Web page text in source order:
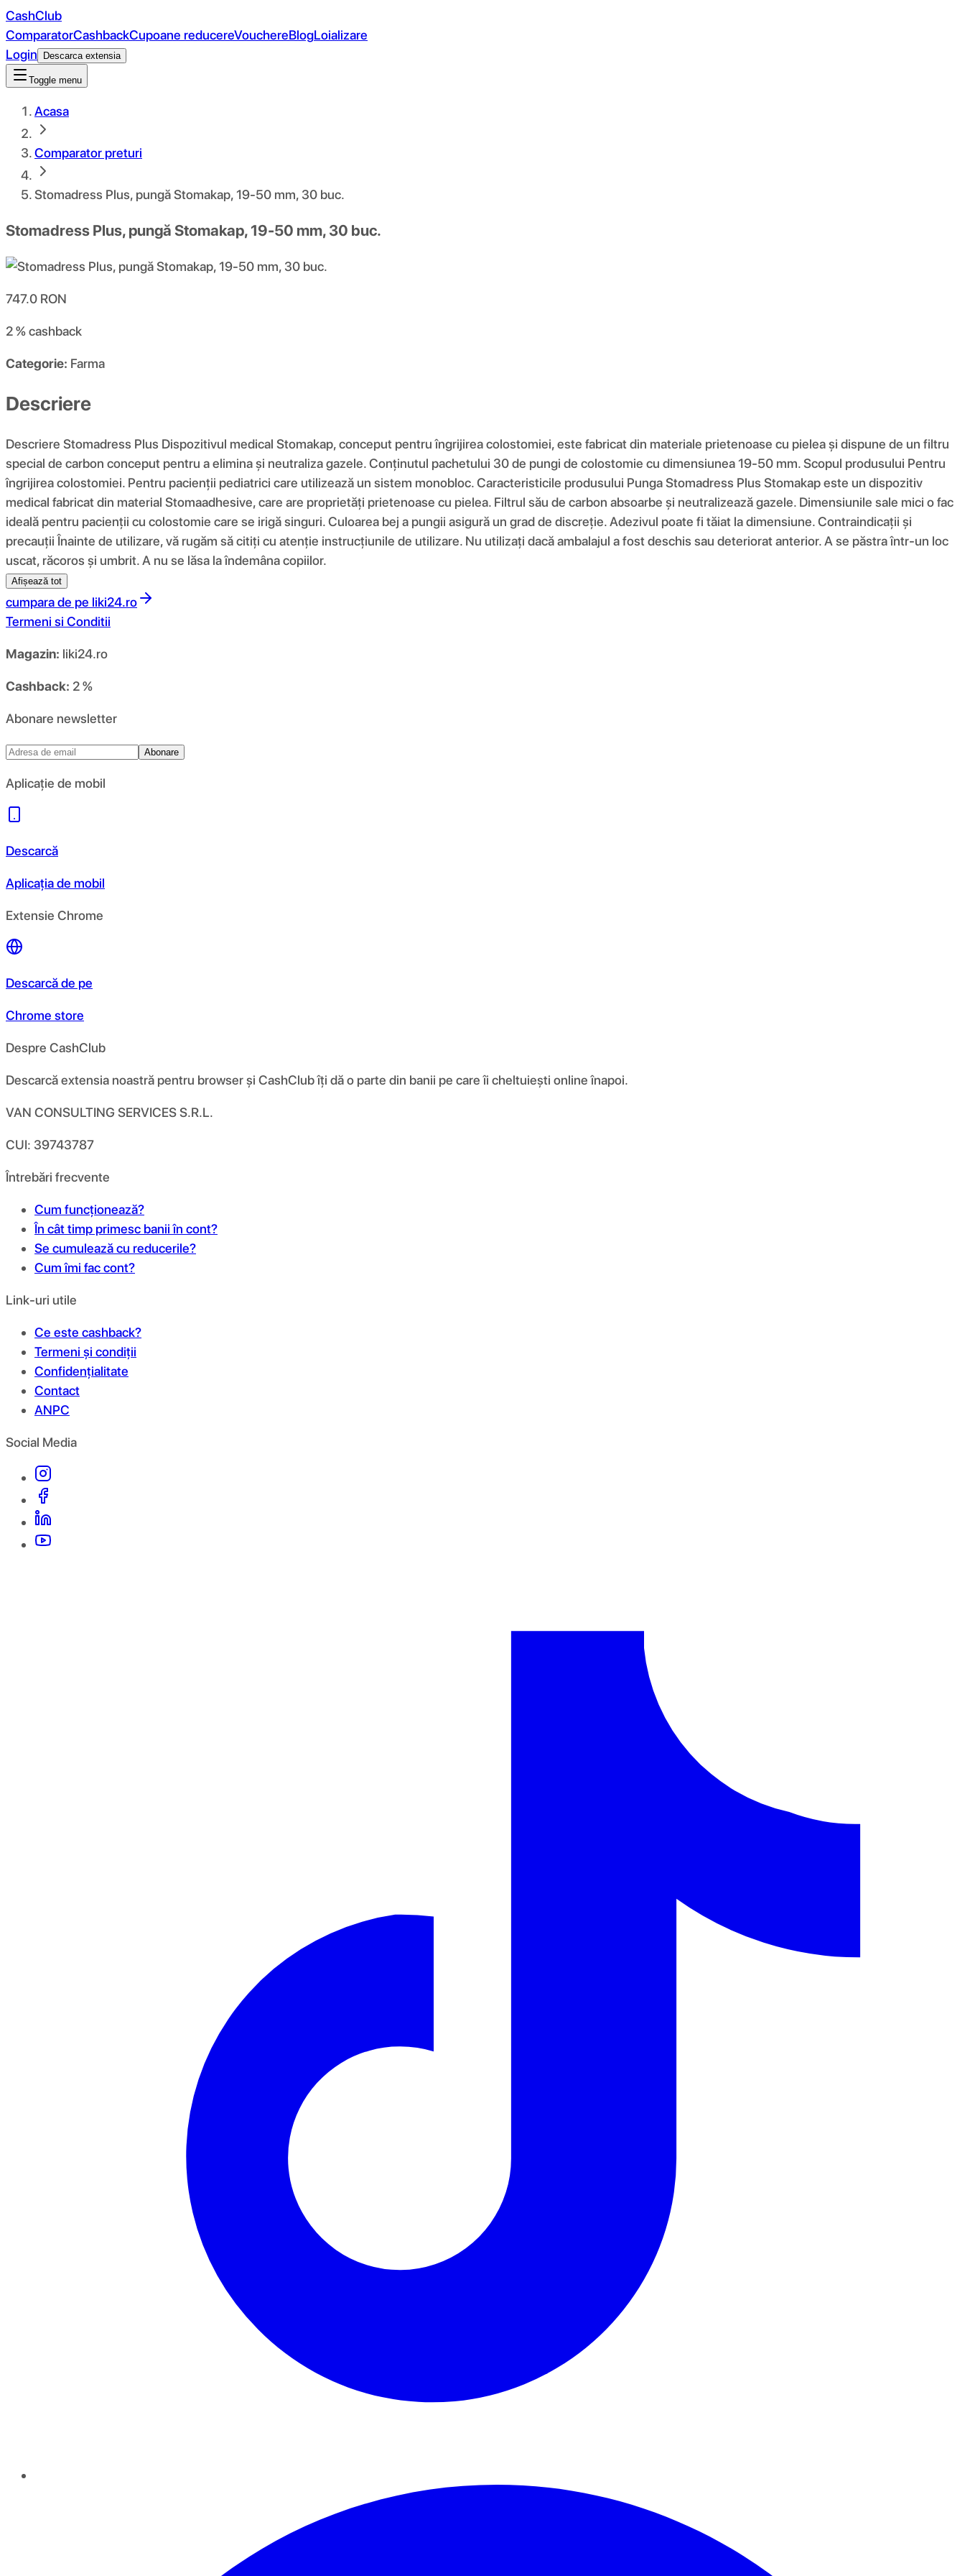
CashClub
ComparatorCashbackCupoane reducereVouchereBlogLoializare
Login
Descarca extensia
Toggle menu
Acasa
Comparator preturi
Stomadress Plus, pungă Stomakap, 19-50 mm, 30 buc.
Stomadress Plus, pungă Stomakap, 19-50 mm, 30 buc.
747.0 RON
2 %cashback
Categorie: Farma
Descriere
Descriere Stomadress Plus Dispozitivul medical Stomakap, conceput pentru îngrijirea colostomiei, este fabricat din materiale prietenoase cu pielea și dispune de un filtru
special de carbon conceput pentru a elimina și neutraliza gazele. Conținutul pachetului 30 de pungi de colostomie cu dimensiunea 19-50 mm. Scopul produsului Pentru
îngrijirea colostomiei. Pentru pacienții pediatrici care utilizează un sistem monobloc. Caracteristicile produsului Punga Stomadress Plus Stomakap este un dispozitiv
medical fabricat din material Stomaadhesive, care are proprietăți prietenoase cu pielea. Filtrul său de carbon absoarbe și neutralizează gazele. Dimensiunile sale mici o fac
ideală pentru pacienții cu colostomie care se irigă singuri. Culoarea bej a pungii asigură un grad de discreție. Adezivul poate fi tăiat la dimensiune. Contraindicații și
precauții Înainte de utilizare, vă rugăm să citiți cu atenție instrucțiunile de utilizare. Nu utilizați dacă ambalajul a fost deschis sau deteriorat anterior. A se păstra într-un loc
uscat, răcoros și umbrit. A nu se lăsa la îndemâna copiilor.
Afișează tot
cumpara de pe liki24.ro
Termeni si Conditii
Magazin: liki24.ro
Cashback: 2 %
Abonare newsletter
Abonare
Aplicație de mobil
Descarcă
Aplicația de mobil
Extensie Chrome
Descarcă de pe
Chrome store
Despre CashClub
Descarcă extensia noastră pentru browser și CashClub îți dă o parte din banii pe care îi cheltuiești online înapoi.
VAN CONSULTING SERVICES S.R.L.
CUI: 39743787
Întrebări frecvente
Cum funcționează?
În cât timp primesc banii în cont?
Se cumulează cu reducerile?
Cum îmi fac cont?
Link-uri utile
Ce este cashback?
Termeni și condiții
Confidențialitate
Contact
ANPC
Social Media